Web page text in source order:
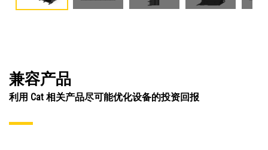
兼容产品
利用 Cat 相关产品尽可能优化设备的投资回报